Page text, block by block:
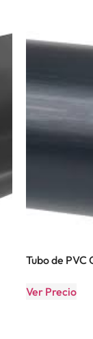
Tubo de
Ver Precio